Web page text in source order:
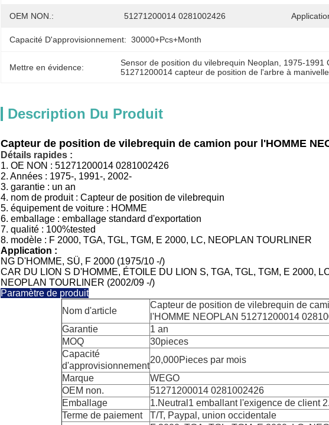
OEM NON.: 51271200014 0281002426
Capacité D'approvisionnement: 30000+Pcs+Month
Mettre en évidence: Sensor de position du vilebrequin Neoplan 1975-1991
51271200014 capteur de position de l'arbre à manivelle
Description Du Produit
Capteur de position de vilebrequin de camion pour l'HOMME
Détails rapides :
1. OE NON : 51271200014 0281002426
2. Années : 1975-, 1991-, 2002-
3. garantie : un an
4. nom de produit : Capteur de position de vilebrequin
5. équipement de voiture : HOMME
6. emballage : emballage standard d'exportation
7. qualité : 100%tested
8. modèle : F 2000, TGA, TGL, TGM, E 2000, LC, NEOPLAN TOURLINER
Application :
NG D'HOMME, SÜ, F 2000 (1975/10 -/)
CAR DU LION S D'HOMME, ÉTOILE DU LION S, TGA, TGL, TGM, E 2000,
NEOPLAN TOURLINER (2002/09 -/)
Paramètre de produit
Nom d'article
Capteur de position de vilebrequin de
l'HOMME NEOPLAN 51271200014
Garantie
1 an
MOQ
30pieces
Capacité
d'approvisionnement
20,000Pieces par mois
Marque
WEGO
OEM non.
51271200014 0281002426
Emballage
1.Neutral1 emballant l'exigence de client
Terme de paiement
T/T, Paypal, union occidentale